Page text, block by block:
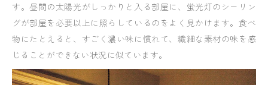
す。昼間の太陽光がしっかりと入る部屋に、蛍光灯のシーリン
グが部屋を必要以上に照らしているのをよく見かけます。食べ
物にたとえると、すごく濃い味に慣れて、繊細な素材の味を感
じることができない状況に似ています。